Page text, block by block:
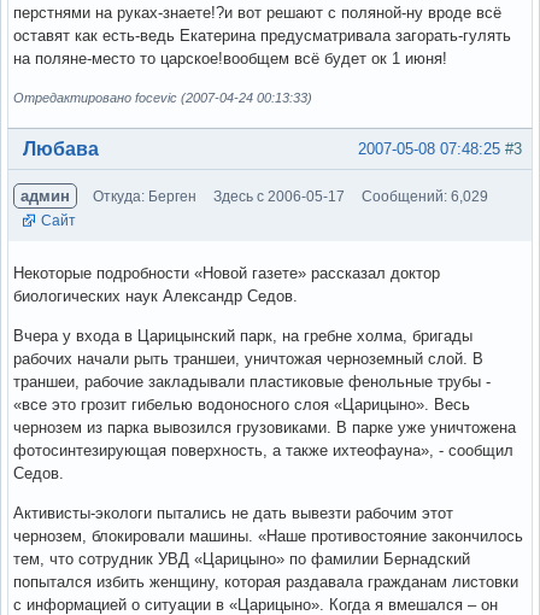
перстнями на руках-знаете!?и вот решают с поляной-ну вроде всё
оставят как есть-ведь Екатерина предусматривала загорать-гулять
на поляне-место то царское!вообщем всё будет ок 1 июня!
Отредактировано focevic (2007-04-24 00:13:33)
Вне форума #3
2007-05-08 07:48:25
Любава
админ Откуда: Берген Здесь с 2006-05-17
Сообщений: 6,029
Сайт
Некоторые подробности «Новой газете» рассказал доктор
биологических наук Александр Седов.
Вчера у входа в Царицынский парк, на гребне холма, бригады
рабочих начали рыть траншеи, уничтожая черноземный слой. В
траншеи, рабочие закладывали пластиковые фенольные трубы -
«все это грозит гибелью водоносного слоя «Царицыно». Весь
чернозем из парка вывозился грузовиками. В парке уже уничтожена
фотосинтезирующая поверхность, а также ихтеофауна», - сообщил
Седов.
Активисты-экологи пытались не дать вывезти рабочим этот
чернозем, блокировали машины. «Наше противостояние закончилось
тем, что сотрудник УВД «Царицыно» по фамилии Бернадский
попытался избить женщину, которая раздавала гражданам листовки
с информацией о ситуации в «Царицыно». Когда я вмешался – он